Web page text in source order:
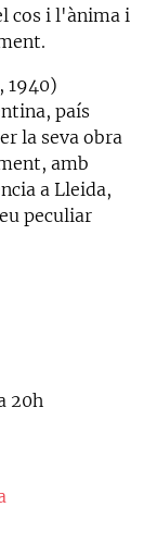
cos i l'ànima i
1940)
país
la seva obra
amb
a Lleida,
peculiar
20h